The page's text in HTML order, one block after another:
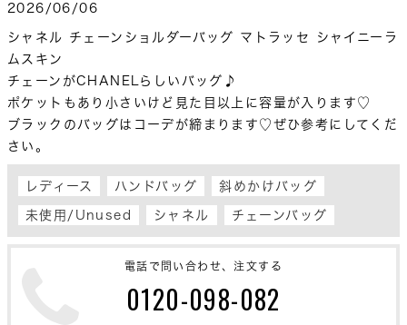
2026/06/06
シャネル チェーンショルダーバッグ マトラッセ シャイニーラ
ムスキン
チェーンがCHANELらしいバッグ♪
ポケットもあり小さいけど見た目以上に容量が入ります♡
ブラックのバッグはコーデが締まります♡ぜひ参考にしてくだ
さい。
レディース ハンドバッグ 斜めかけバッグ
未使用/Unused シャネル チェーンバッグ
電話で問い合わせ、注文する
0120-098-082